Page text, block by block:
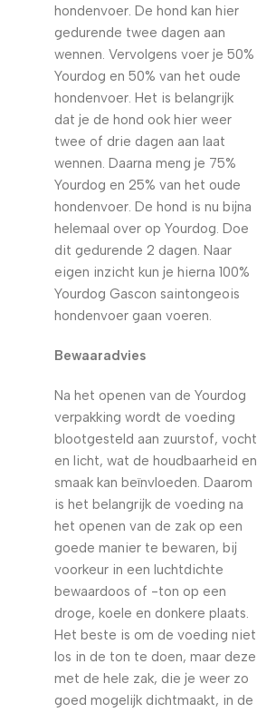
hondenvoer. De hond kan hier
gedurende twee dagen aan
wennen. Vervolgens voer je 50%
Yourdog en 50% van het oude
hondenvoer. Het is belangrijk
dat je de hond ook hier weer
twee of drie dagen aan laat
wennen. Daarna meng je 75%
Yourdog en 25% van het oude
hondenvoer. De hond is nu bijna
helemaal over op Yourdog. Doe
dit gedurende 2 dagen. Naar
eigen inzicht kun je hierna 100%
Yourdog Gascon saintongeois
hondenvoer gaan voeren.
Bewaaradvies
Na het openen van de Yourdog
verpakking wordt de voeding
blootgesteld aan zuurstof, vocht
en licht, wat de houdbaarheid en
smaak kan beïnvloeden. Daarom
is het belangrijk de voeding na
het openen van de zak op een
goede manier te bewaren, bij
voorkeur in een luchtdichte
bewaardoos of -ton op een
droge, koele en donkere plaats.
Het beste is om de voeding niet
los in de ton te doen, maar deze
met de hele zak, die je weer zo
goed mogelijk dichtmaakt, in de